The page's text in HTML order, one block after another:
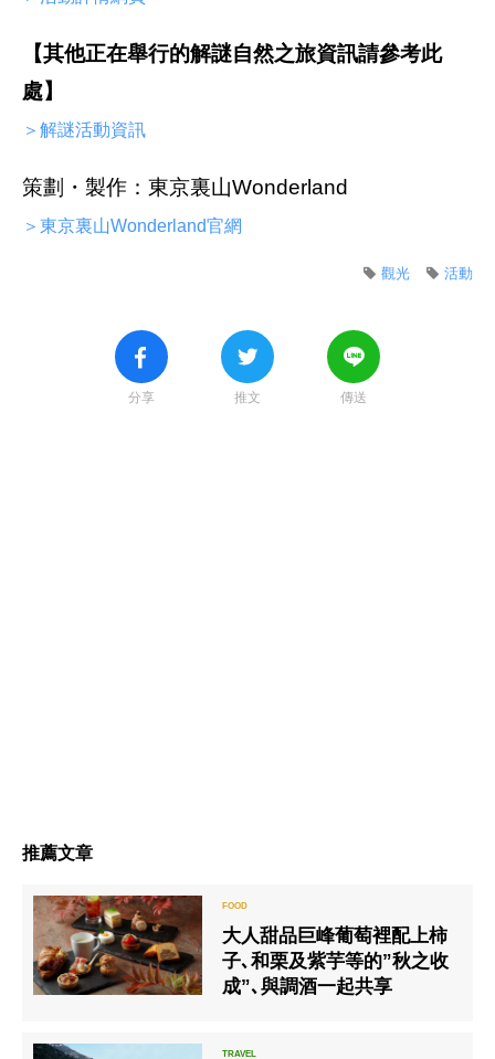
【其他正在舉行的解謎自然之旅資訊請參考此
處】
＞解謎活動資訊
策劃・製作：東京裏山Wonderland
＞東京裏山Wonderland官網
活動
觀光
分享 推文 傳送
推薦文章
大人甜品巨峰葡萄裡配上柿
子､和栗及紫芋等的”秋之收
成”､與調酒一起共享